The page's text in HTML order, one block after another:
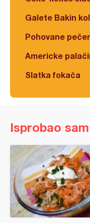
Galete Bakin
Pohovane
Americke
Slatka fokača
Isprobao sam